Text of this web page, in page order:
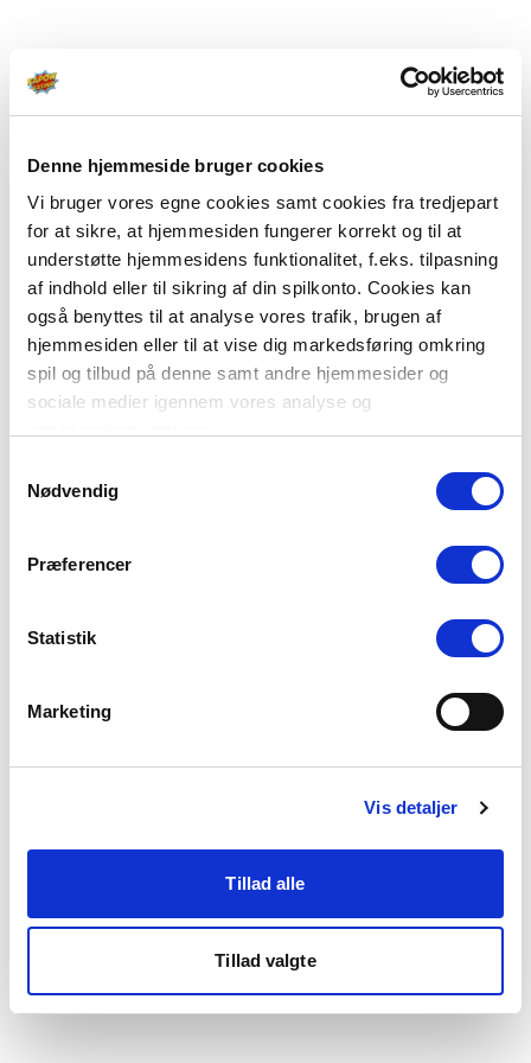
Denne hjemmeside bruger cookies
Vi bruger vores egne cookies samt cookies fra tredjepart
for at sikre, at hjemmesiden fungerer korrekt og til at
understøtte hjemmesidens funktionalitet, f.eks. tilpasning
af indhold eller til sikring af din spilkonto. Cookies kan
også benyttes til at analyse vores trafik, brugen af
hjemmesiden eller til at vise dig markedsføring omkring
spil og tilbud på denne samt andre hjemmesider og
sociale medier igennem vores analyse og
Du kan læse mere om vores brug af cookies under
"Detaljer" eller ved at klikke videre til vores Cookiepolitik,
Nødvendig
Præferencer
Statistik
Marketing
Vis detaljer
Tillad alle
Tillad valgte